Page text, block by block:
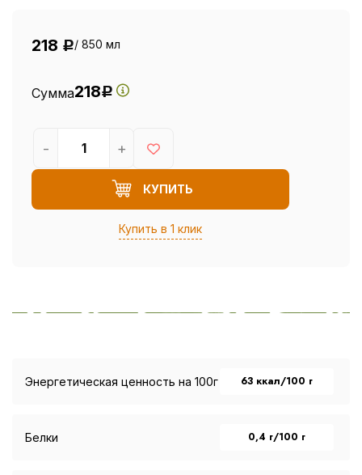
218 Р/ 850 мл
Сумма218Р
КУПИТЬ
Купить в 1 клик
- +
Энергетическая ценность на 100г 63 ккал/100 г
Белки 0,4 г/100 г